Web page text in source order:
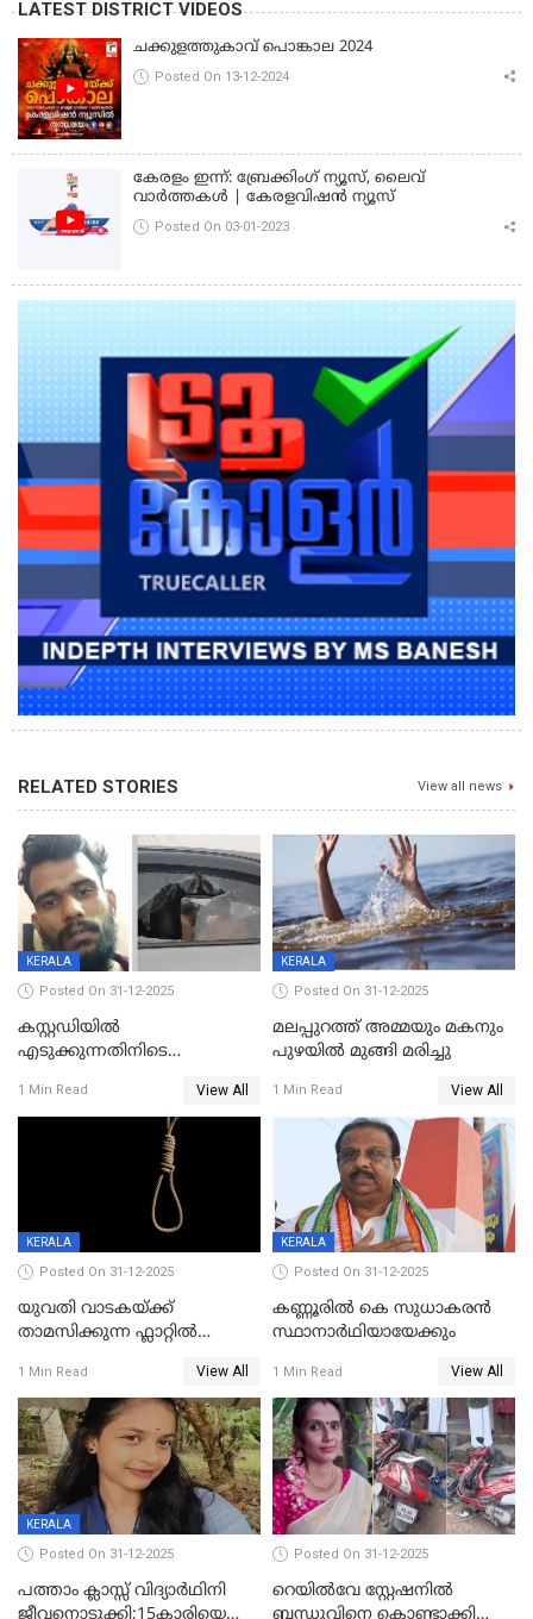
LATEST DISTRICT VIDEOS
ചക്കുളത്തുകാവ് പൊങ്കാല 2024
Posted On 13-12-2024
കേരളം ഇന്ന്: ബ്രേക്കിംഗ് ന്യൂസ്, ലൈവ്
വാർത്തകൾ | കേരളവിഷൻ ന്യൂസ്
Posted On 03-01-2023
RELATED STORIES View all news
KERALA
Posted On 31-12-2025
കസ്റ്റഡിയിൽ
എടുക്കുന്നതിനിടെ
വധശ്രമക്കേസ് പ്രതി പിടിയിൽ
1 Min Read View All
KERALA
Posted On 31-12-2025
മലപ്പുറത്ത് അമ്മയും മകനും
പുഴയിൽ മുങ്ങി മരിച്ചു
1 Min Read View All
KERALA
Posted On 31-12-2025
യുവതി വാടകയ്ക്ക്
താമസിക്കുന്ന ഫ്ലാറ്റില്‍
സംഭവം കൈതപ്പൊയിലില്‍
1 Min Read View All
KERALA
Posted On 31-12-2025
കണ്ണൂരിൽ കെ സുധാകരൻ
സ്ഥാനാർഥിയായേക്കും
1 Min Read View All
KERALA
Posted On 31-12-2025
പത്താം ക്ലാസ്സ് വിദ്യാര്‍ഥിനി
ജീവനൊടുക്കി;15കാരിയെ
Posted On 31-12-2025
റെയിൽവേ സ്റ്റേഷനിൽ
ബന്ധുവിനെ കൊണ്ടാക്കി